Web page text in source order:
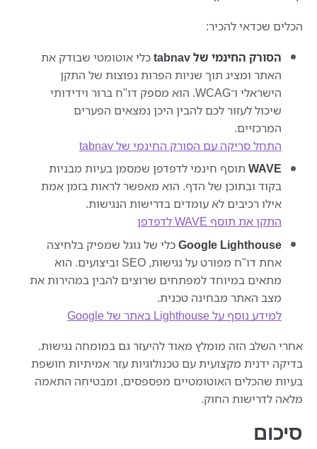
הכלים שכדאי להכיר:
הסורק החינמי של tabnav
כלי אוטומטי שבודק את
האתר ומציג תוך שניות הפרות נפוצות של התקן
הישראלי ו־WCAG. הוא מספק דו"ח ברור וידידותי
שיכול לעזור לכם להבין היכן נמצאים הפערים
המרכזיים.
התחל סריקה עם הסורק החינמי של tabnav
WAVE תוסף חינמי לדפדפן שמסמן בעיות מבניות
בקוד ובתוכן של הדף. הוא מאפשר לראות בזמן אמת
אילו רכיבים לא עומדים בדרישות הנגישות.
התקן את תוסף WAVE לדפדפן
Google Lighthouseכלי של גוגל שמפיק בלחיצה
אחת דו"ח מפורט על נגישות, SEO וביצועים. הוא
מתאים במיוחד למפתחים שרוצים להבין במהירות את
מצב האתר מבחינה טכנית.
למידע נוסף על Lighthouse באתר של Google
אחרי השלב הזה מומלץ מאוד להיעזר גם במומחה נגישות.
בדיקה ידנית מקצועית עם טכנולוגיות עזר אמיתיות חושפת
בעיות שהכלים האוטומטיים מפספסים, ומבטיחה התאמה
מלאה לדרישות החוק.
סיכום